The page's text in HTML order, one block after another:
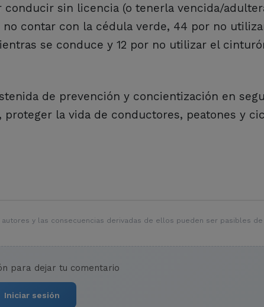
sin licencia (o tenerla vencida/
contar con la cédula verde, 44 por no
se conduce y 12 por no utilizar el
de prevención y concientización en
la vida de conductores, peatones y
y las consecuencias derivadas de ellos pueden ser pasibles de
para dejar tu comentario
Iniciar sesión